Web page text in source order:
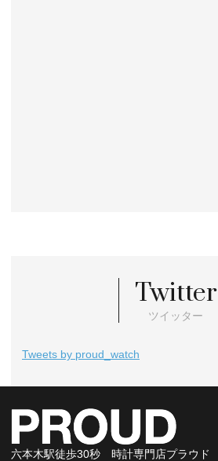
Twitter
ツイッター
Tweets by proud_watch
六本木駅徒歩30秒 時計専門店プラウド